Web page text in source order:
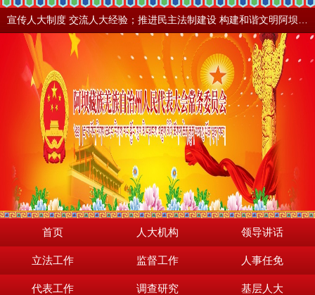
首页 人大机构 领导讲话
立法工作 监督工作 人事任免
代表工作 调查研究 基层人大